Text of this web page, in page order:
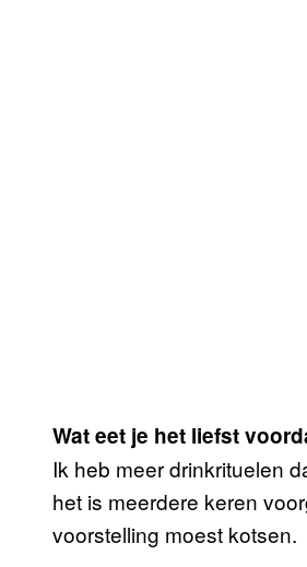
Wat eet je het liefst
Ik heb meer drinkrituelen
het is meerdere keren
voorstelling moest kotsen.